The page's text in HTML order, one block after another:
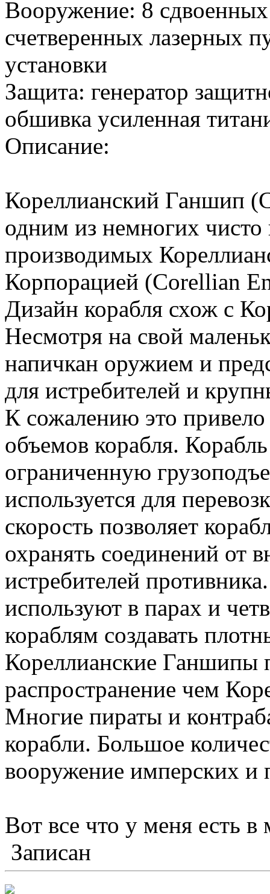
Вооружение: 8
счетверенных лазерных
установки
Защита: генератор
обшивка усиленная
Описание:
Кореллианский Ганшип
одним из немногих
производимых
Корпорацией (Corellian
Дизайн корабля схож с
Несмотря на свой
напичкан оружием и
для истребителей и
К сожалению это
объемов корабля.
ограниченную
используется для
скорость позволяет
охранять соединений от
истребителей
используют в парах и
кораблям создавать
Кореллианские Ганшипы
распространение чем
Многие пираты и
корабли. Большое
вооружение имперских и
Вот все что у меня есть
Записан